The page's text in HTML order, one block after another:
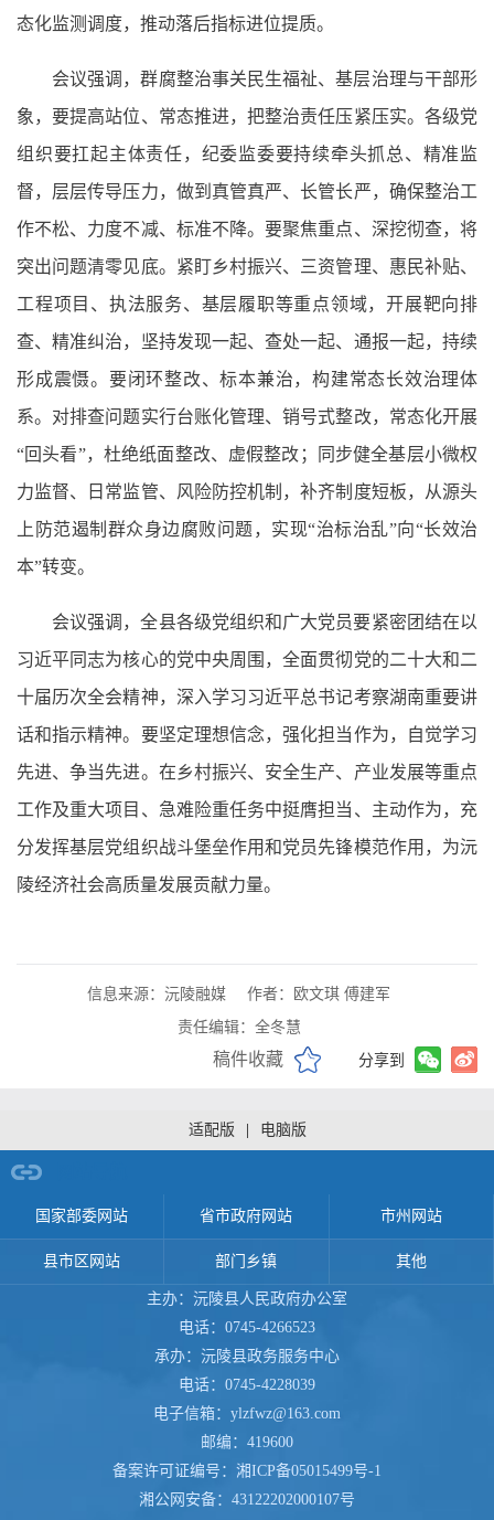
态化监测调度，推动落后指标进位提质。
会议强调，群腐整治事关民生福祉、基层治理与干部形
象，要提高站位、常态推进，把整治责任压紧压实。各级党
组织要扛起主体责任，纪委监委要持续牵头抓总、精准监
督，层层传导压力，做到真管真严、长管长严，确保整治工
作不松、力度不减、标准不降。要聚焦重点、深挖彻查，将
突出问题清零见底。紧盯乡村振兴、三资管理、惠民补贴、
工程项目、执法服务、基层履职等重点领域，开展靶向排
查、精准纠治，坚持发现一起、查处一起、通报一起，持续
形成震慑。要闭环整改、标本兼治，构建常态长效治理体
系。对排查问题实行台账化管理、销号式整改，常态化开展
“回头看”，杜绝纸面整改、虚假整改；同步健全基层小微权
力监督、日常监管、风险防控机制，补齐制度短板，从源头
上防范遏制群众身边腐败问题，实现“治标治乱”向“长效治
本”转变。
会议强调，全县各级党组织和广大党员要紧密团结在以
习近平同志为核心的党中央周围，全面贯彻党的二十大和二
十届历次全会精神，深入学习习近平总书记考察湖南重要讲
话和指示精神。要坚定理想信念，强化担当作为，自觉学习
先进、争当先进。在乡村振兴、安全生产、产业发展等重点
工作及重大项目、急难险重任务中挺膺担当、主动作为，充
分发挥基层党组织战斗堡垒作用和党员先锋模范作用，为沅
陵经济社会高质量发展贡献力量。
信息来源：沅陵融媒
作者：欧文琪 傅建军
责任编辑：全冬慧
稿件收藏 分享到
适配版 | 电脑版
国家部委网站 省市政府网站 市州网站
县市区网站 部门乡镇 其他
主办：沅陵县人民政府办公室
电话：0745-4266523
承办：沅陵县政务服务中心
电话：0745-4228039
电子信箱：ylzfwz@163.com
邮编：419600
备案许可证编号： 湘ICP备05015499号-1
湘公网安备： 43122202000107号